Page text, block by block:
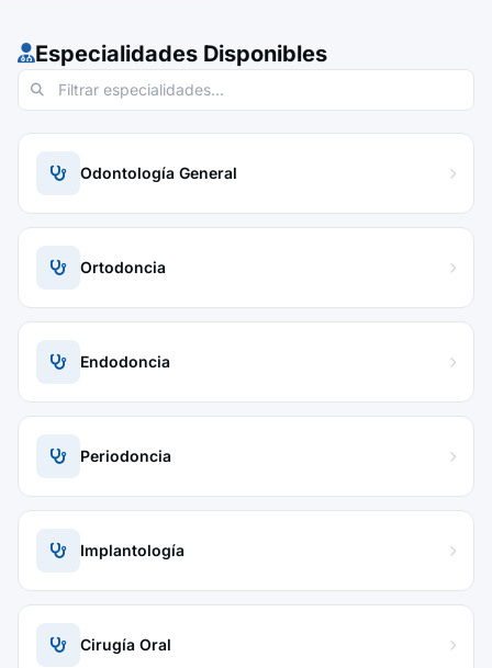
Especialidades Disponibles
Odontología General
Ortodoncia
Endodoncia
Periodoncia
Implantología
Cirugía Oral